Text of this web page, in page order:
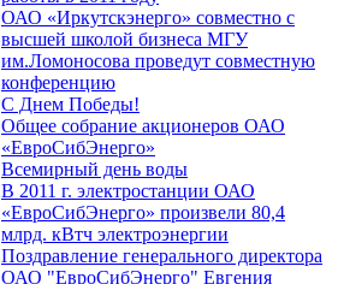
ОАО «Иркутскэнерго» совместно с
высшей школой бизнеса МГУ
им.Ломоносова проведут совместную
конференцию
С Днем Победы!
Общее собрание акционеров ОАО
«ЕвроСибЭнерго»
Всемирный день воды
В 2011 г. электростанции ОАО
«ЕвроСибЭнерго» произвели 80,4
млрд. кВтч электроэнергии
Поздравление генерального директора
ОАО "ЕвроСибЭнерго" Евгения